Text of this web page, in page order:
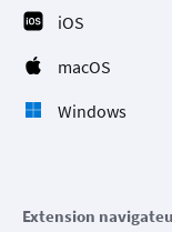
iOS
macOS
Windows
Extension